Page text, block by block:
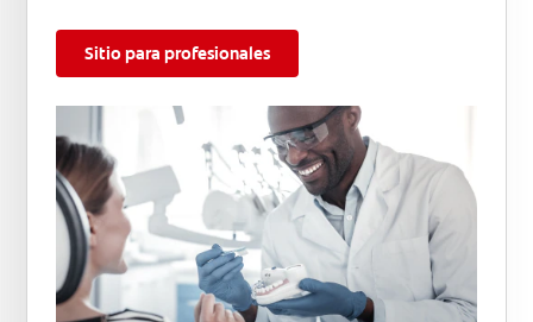
Sitio para profesionales